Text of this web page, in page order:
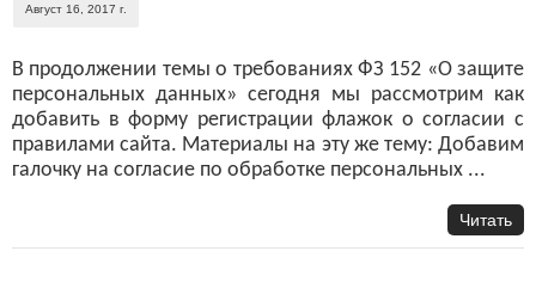
Август 16, 2017 г.
В продолжении темы о требованиях ФЗ 152 «О защите
персональных данных» сегодня мы рассмотрим как
добавить в форму регистрации флажок о согласии с
правилами сайта. Материалы на эту же тему: Добавим
галочку на согласие по обработке персональных ...
Читать